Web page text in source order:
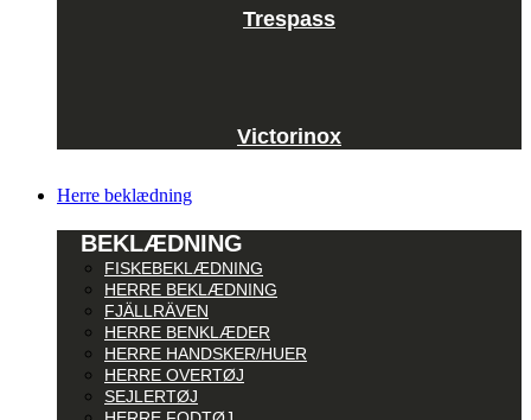
Trespass
Victorinox
Herre beklædning
BEKLÆDNING
FISKEBEKLÆDNING
HERRE BEKLÆDNING
FJÄLLRÄVEN
HERRE BENKLÆDER
HERRE HANDSKER/HUER
HERRE OVERTØJ
SEJLERTØJ